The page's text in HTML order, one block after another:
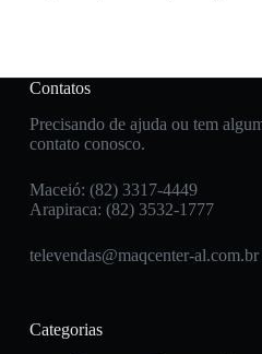
Contatos
Precisando de ajuda ou tem
contato conosco.
Maceió: (82) 3317-4449
Arapiraca: (82) 3532-1777
televendas@maqcenter-al.com.br
Categorias